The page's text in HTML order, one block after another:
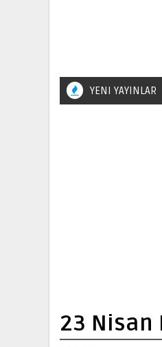
YENI YAYINLAR
23 Nisan